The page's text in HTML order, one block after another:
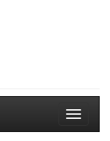
Toggle